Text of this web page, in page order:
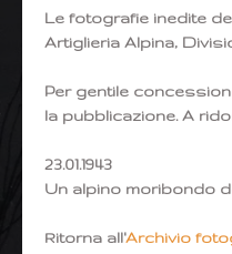
Le fotografie inedite
Artiglieria Alpina,
Per gentile
la pubblicazione. A
23.01.1943
Un alpino moribondo
Ritorna all'Archivio